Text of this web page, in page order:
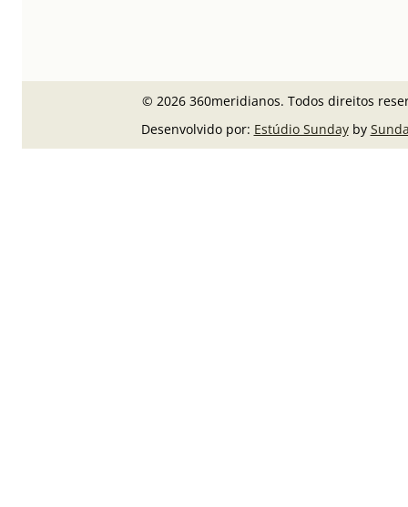
© 2026 360meridianos. Todos direitos
Desenvolvido por: Estúdio Sundayby